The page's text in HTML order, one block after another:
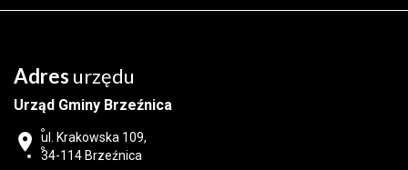
Adres urzędu
Urząd Gminy Brzeźnica
ul. Krakowska 109,
34-114 Brzeźnica